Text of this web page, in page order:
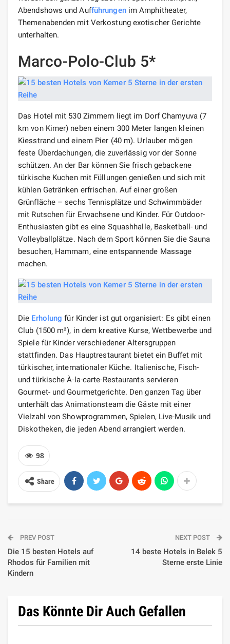
Abendshows und Aufführungenim Amphitheater,
Themenabenden mit Verkostung exotischer Gerichte
unterhalten.
Marco-Polo-Club 5*
Das Hotel mit 530 Zimmern liegt im Dorf Chamyuva (7
km von Kimer) neben einem 300 Meter langen kleinen
Kiesstrand und einem Pier (40 m). Urlauber mögen
feste Überdachungen, die zuverlässig vor der Sonne
schützen. An der Bar können Sie frisch gebackene
türkische Kuchen mit Füllungen genießen und sich mit
kühlen Getränken erfrischen. Auf einer großen
Grünfläche – sechs Tennisplätze und Schwimmbäder
mit Rutschen für Erwachsene und Kinder. Für Outdoor-
Enthusiasten gibt es eine Squashhalle, Basketball- und
Volleyballplätze. Nach dem Sport können Sie die Sauna
besuchen, Hammam, eine entspannende Massage
machen.
Die Erholung für Kinder ist gut organisiert: Es gibt einen
Club (1500 m²), in dem kreative Kurse, Wettbewerbe und
Spiele für Kinder verschiedener Altersgruppen
stattfinden. Das Hauptrestaurant bietet ein Buffet mit
türkischer, internationaler Küche. Italienische, Fisch-
und türkische À-la-carte-Restaurants servieren
Gourmet- und Gourmetgerichte. Den ganzen Tag über
unterhält das Animationsteam die Gäste mit einer
Vielzahl von Showprogrammen, Spielen, Live-Musik und
Diskotheken, die jeden Abend arrangiert werden.
98
Share
PREV POST
Die 15 besten Hotels auf
Rhodos für Familien mit
Kindern
NEXT POST
14 beste Hotels in Belek 5
Sterne erste Linie
Das Könnte Dir Auch Gefallen